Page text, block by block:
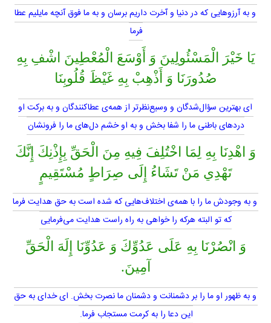
و به آرزوهايى كه در دنيا و آخرت داريم برسان و به ما فوق آنچه مايليم عطا
فرما
يَا خَيْرَ الْمَسْئُولِينَ وَ أَوْسَعَ الْمُعْطِينَ اشْفِ بِهِ
صُدُورَنَا وَ أَذْهِبْ بِهِ غَيْظَ قُلُوبِنَا
اى بهترين سؤال‌شدگان و وسيع‌نظرتر از همه‌ى عطاكنندگان و به بركت او
دردهاى باطنى ما را شفا بخش و به او خشم دل‌هاى ما را فرونشان
وَ اهْدِنَا بِهِ لِمَا اخْتُلِفَ فِيهِ مِنَ الْحَقِّ بِإِذْنِكَ إِنَّكَ
تَهْدِي مَنْ تَشَاءُ إِلَى صِرَاطٍ مُسْتَقِيمٍ
و به وجودش ما را با همه‌ى اختلاف‌هايى كه شده است به حق هدايت فرما
كه تو البته هركه را خواهى به راه راست هدايت مى‌فرمايى
وَ انْصُرْنَا بِهِ عَلَى عَدُوِّكَ وَ عَدُوِّنَا إِلَهَ الْحَقِّ
آمِينَ.
و به ظهور او ما را بر دشمنانت و دشمنان ما نصرت بخش. اى خداى به حق
اين دعا را به كرمت مستجاب فرما.